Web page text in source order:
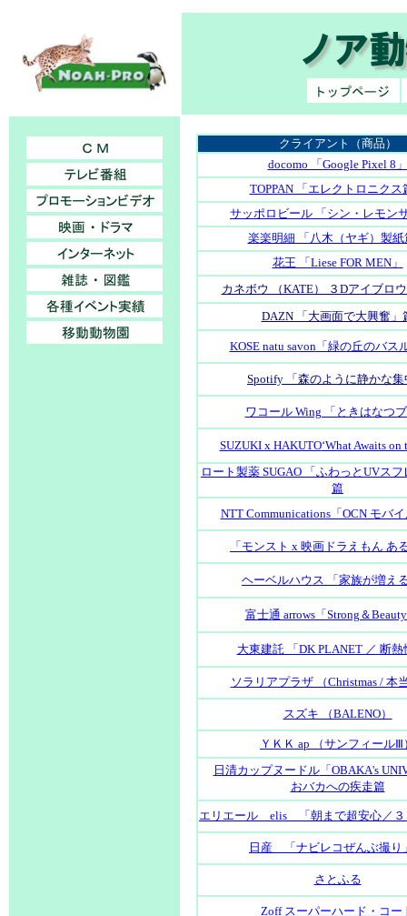
クライアント（商品）
docomo 「Google Pixel 8」
TOPPAN 「エレクトロニクス
サッポロビール 「シン・レモン
楽楽明細 「八木（ヤギ）製紙
花王 「Liese FOR MEN」
カネボウ （KATE） ３Dアイブロ
DAZN 「大画面で大興奮」
KOSE natu savon「緑の丘のバス
Spotify 「森のように静かな集
ワコール Wing 「ときはなつ
SUZUKI x HAKUTO‘What Awaits on
ロート製薬 SUGAO 「ふわっとUVス
篇
NTT Communications「OCN モバ
「モンスト x 映画ドラえもん あ
ヘーベルハウス 「家族が増え
富士通 arrows「Strong＆
大東建託 「DK PLANET ／ 断熱
ソラリアプラザ （Christmas / 本
スズキ （BALENO）
ＹＫＫ ap （サンフィールⅢ
日清カップヌードル「OBAKA's
おバカへの疾走篇
エリエール elis 「朝まで超安心／３
日産 「ナビレコぜんぶ撮り
さとふる
Zoff スーパーハード・コー